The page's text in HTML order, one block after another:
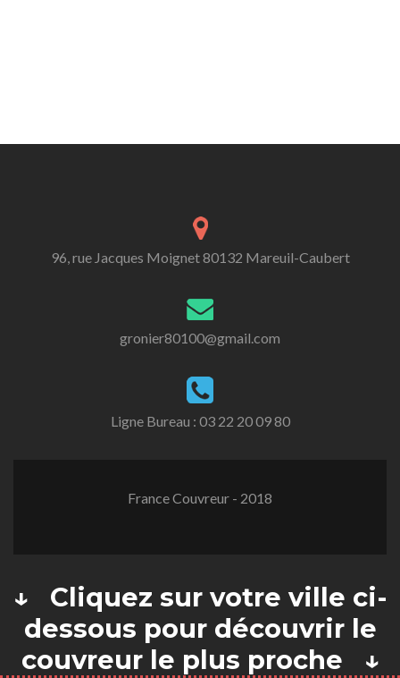
96, rue Jacques Moignet 80132 Mareuil-Caubert
gronier80100@gmail.com
Ligne Bureau : 03 22 20 09 80
France Couvreur - 2018
↓ Cliquez sur votre ville ci-
dessous pour découvrir le
couvreur le plus proche ↓